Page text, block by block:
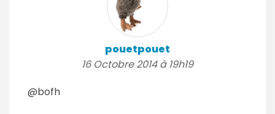
pouetpouet
16 Octobre 2014 à 19h19
@bofh